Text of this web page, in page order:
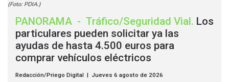
(Foto: PDIA.)
PANORAMA - Tráfico/Seguridad Vial . Los
particulares pueden solicitar ya las
ayudas de hasta 4.500 euros para
comprar vehículos eléctricos
Redacción/Priego Digital | Jueves 6 agosto de 2026